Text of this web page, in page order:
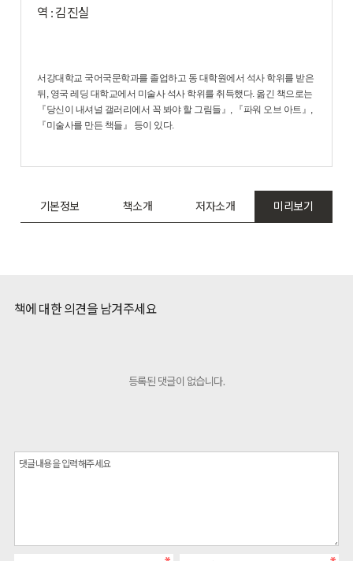
역 : 김진실
서강대학교 국어국문학과를 졸업하고 동 대학원에서 석사 학위를 받은
뒤, 영국 레딩 대학교에서 미술사 석사 학위를 취득했다. 옮긴 책으로는
『당신이 내셔널 갤러리에서 꼭 봐야 할 그림들』, 『파워 오브 아트』,
『미술사를 만든 책들』 등이 있다.
기본정보 책소개 저자소개 미리보기
책에 대한 의견을 남겨주세요
등록된 댓글이 없습니다.